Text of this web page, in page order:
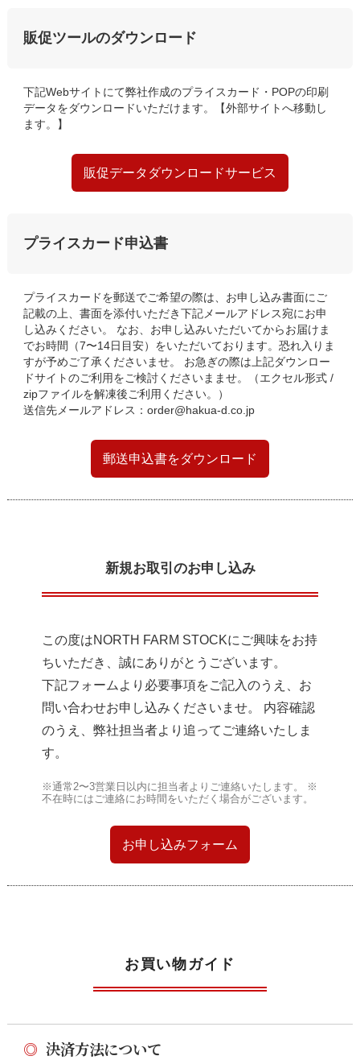
販促ツールのダウンロード
下記Webサイトにて弊社作成のプライスカード・POPの印刷
データをダウンロードいただけます。【外部サイトへ移動し
ます。】
販促データダウンロードサービス
プライスカード申込書
プライスカードを郵送でご希望の際は、お申し込み書面にご
記載の上、書面を添付いただき下記メールアドレス宛にお申
し込みください。 なお、お申し込みいただいてからお届けま
でお時間（7〜14日目安）をいただいております。恐れ入りま
すが予めご了承くださいませ。 お急ぎの際は上記ダウンロー
ドサイトのご利用をご検討くださいまませ。（エクセル形式 /
zipファイルを解凍後ご利用ください。）
送信先メールアドレス： order@hakua-d.co.jp
郵送申込書をダウンロード
新規お取引のお申し込み
この度はNORTH FARM STOCKにご興味をお持
ちいただき、誠にありがとうございます。
下記フォームより必要事項をご記入のうえ、お
問い合わせお申し込みくださいませ。 内容確認
のうえ、弊社担当者より追ってご連絡いたしま
す。
※通常2〜3営業日以内に担当者よりご連絡いたします。 ※
不在時にはご連絡にお時間をいただく場合がございます。
お申し込みフォーム
お買い物ガイド
◎ 決済方法について